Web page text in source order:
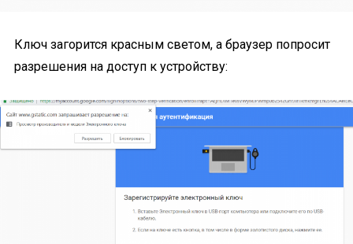
Ключ загорится красным светом, а браузер попросит
разрешения на доступ к устройству: